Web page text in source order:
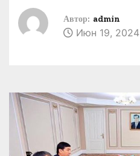
Автор: admin
Июн 19, 2024